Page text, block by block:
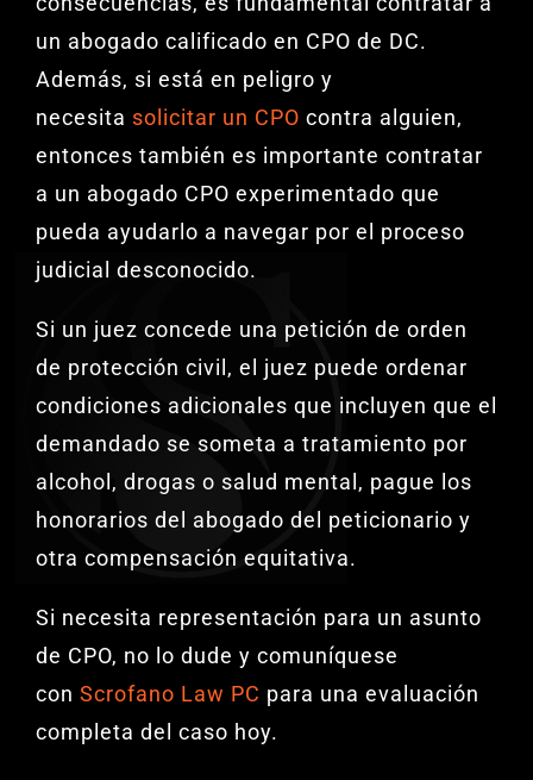
un abogado calificado en CPO de DC.
Además, si está en peligro y
necesita solicitar un CPO contra alguien,
entonces también es importante contratar
a un abogado CPO experimentado que
pueda ayudarlo a navegar por el proceso
judicial desconocido.
Si un juez concede una petición de orden
de protección civil, el juez puede ordenar
condiciones adicionales que incluyen que el
demandado se someta a tratamiento por
alcohol, drogas o salud mental, pague los
honorarios del abogado del peticionario y
otra compensación equitativa.
Si necesita representación para un asunto
de CPO, no lo dude y comuníquese
con Scrofano Law PC para una evaluación
completa del caso hoy.